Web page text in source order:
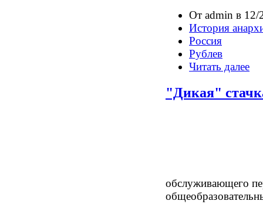
От admin в 12/
История
Россия
Рублев
Читать далее
"Дикая"
обслуживающего